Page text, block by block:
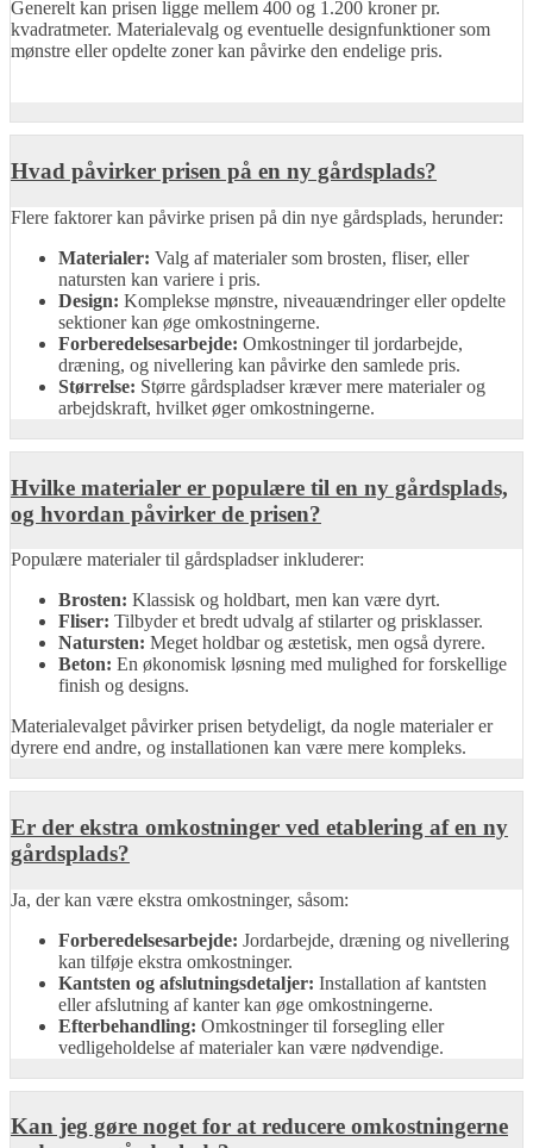
Generelt kan prisen ligge mellem 400 og 1.200 kroner pr.
kvadratmeter. Materialevalg og eventuelle designfunktioner som
mønstre eller opdelte zoner kan påvirke den endelige pris.
Hvad påvirker prisen på en ny gårdsplads?
Flere faktorer kan påvirke prisen på din nye gårdsplads, herunder:
Materialer: Valg af materialer som brosten, fliser, eller
natursten kan variere i pris.
Design: Komplekse mønstre, niveauændringer eller opdelte
sektioner kan øge omkostningerne.
Forberedelsesarbejde: Omkostninger til jordarbejde,
dræning, og nivellering kan påvirke den samlede pris.
Størrelse: Større gårdspladser kræver mere materialer og
arbejdskraft, hvilket øger omkostningerne.
Hvilke materialer er populære til en ny gårdsplads,
og hvordan påvirker de prisen?
Populære materialer til gårdspladser inkluderer:
Brosten: Klassisk og holdbart, men kan være dyrt.
Fliser: Tilbyder et bredt udvalg af stilarter og prisklasser.
Natursten: Meget holdbar og æstetisk, men også dyrere.
Beton: En økonomisk løsning med mulighed for forskellige
finish og designs.
Materialevalget påvirker prisen betydeligt, da nogle materialer er
dyrere end andre, og installationen kan være mere kompleks.
Er der ekstra omkostninger ved etablering af en ny
gårdsplads?
Ja, der kan være ekstra omkostninger, såsom:
Forberedelsesarbejde: Jordarbejde, dræning og nivellering
kan tilføje ekstra omkostninger.
Kantsten og afslutningsdetaljer: Installation af kantsten
eller afslutning af kanter kan øge omkostningerne.
Efterbehandling: Omkostninger til forsegling eller
vedligeholdelse af materialer kan være nødvendige.
Kan jeg gøre noget for at reducere omkostningerne